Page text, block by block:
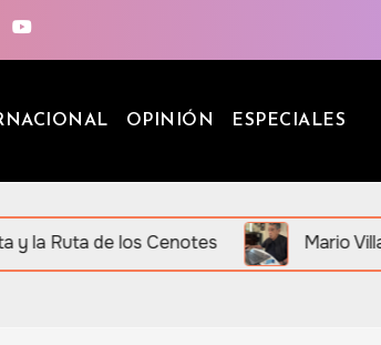
OPINIÓN ESPECIALES
Cenotes Mario Villanueva